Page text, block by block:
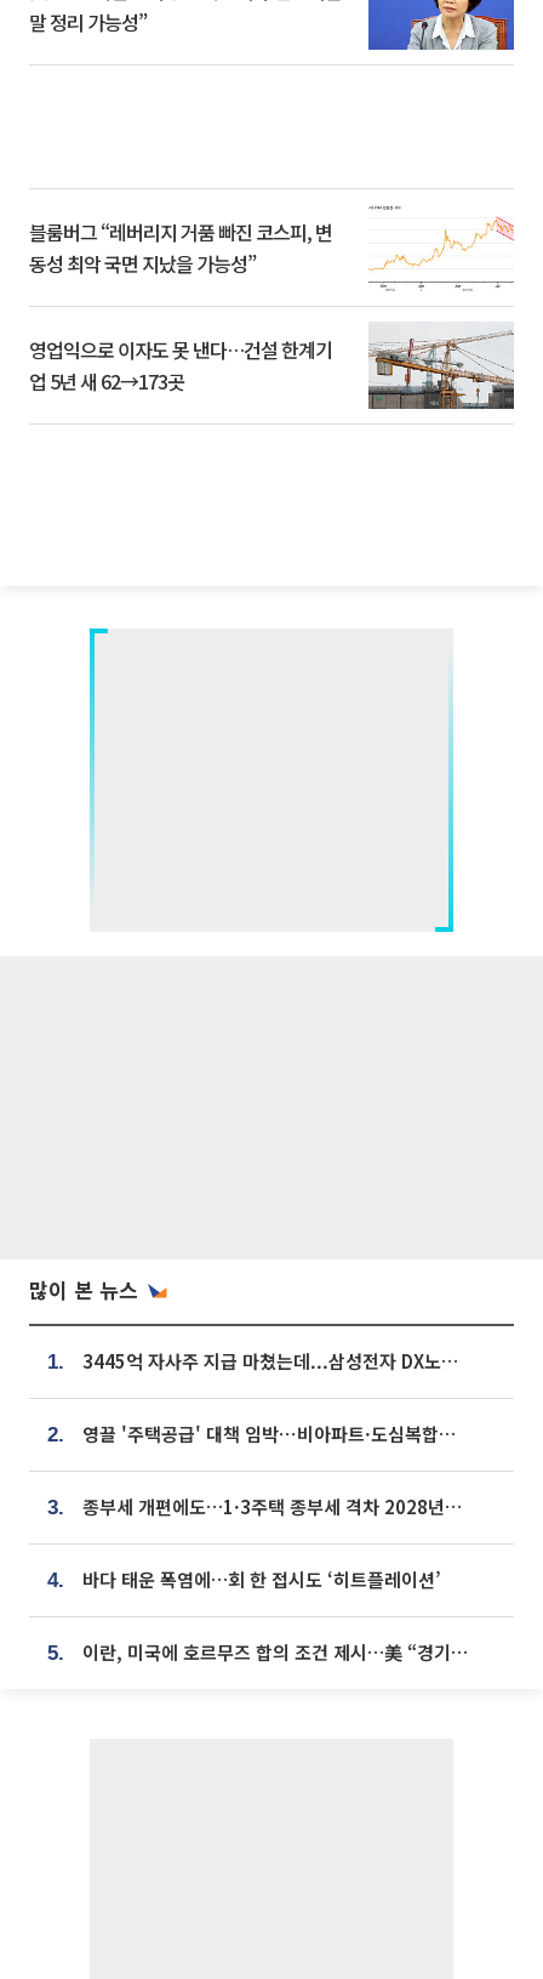
말 정리 가능성”
블룸버그 “레버리지 거품 빠진 코스피, 변
동성 최악 국면 지났을 가능성”
영업익으로 이자도 못 낸다…건설 한계기
업 5년 새 62→173곳
많이 본 뉴스
1. 3445억 자사주 지급 마쳤는데...삼성전자 DX노조, 뒤늦은 '떼쓰기 집회'
2. 영끌 '주택공급' 대책 임박⋯비아파트·도심복합까지 총동원
3. 종부세 개편에도…1·3주택 종부세 격차 2028년부터 확대
4. 바다 태운 폭염에…회 한 접시도 ‘히트플레이션’
5. 이란, 미국에 호르무즈 합의 조건 제시…美 “경기 아직 안 끝나” [종합]